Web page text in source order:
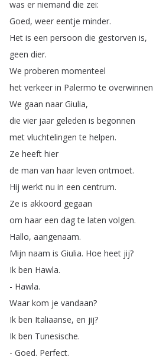
was er niemand die zei:
Goed, weer eentje minder.
Het is een persoon die gestorven is,
geen dier.
We proberen momenteel
het verkeer in Palermo te overwinnen
We gaan naar Giulia,
die vier jaar geleden is begonnen
met vluchtelingen te helpen.
Ze heeft hier
de man van haar leven ontmoet.
Hij werkt nu in een centrum.
Ze is akkoord gegaan
om haar een dag te laten volgen.
Hallo, aangenaam.
Mijn naam is Giulia. Hoe heet jij?
Ik ben Hawla.
- Hawla.
Waar kom je vandaan?
Ik ben Italiaanse, en jij?
Ik ben Tunesische.
- Goed. Perfect.